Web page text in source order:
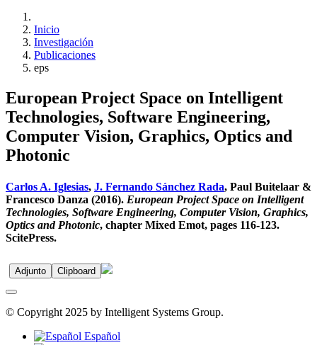
Inicio
Investigación
Publicaciones
eps
European Project Space on Intelligent
Technologies, Software Engineering,
Computer Vision, Graphics, Optics and
Photonic
Carlos A. Iglesias, J. Fernando Sánchez Rada, Paul Buitelaar &
Francesco Danza (2016). European Project Space on Intelligent
Technologies, Software Engineering, Computer Vision, Graphics,
Optics and Photonic, chapter Mixed Emot, pages 116-123.
ScitePress.
Adjunto Clipboard
© Copyright 2025 by Intelligent Systems Group.
Español